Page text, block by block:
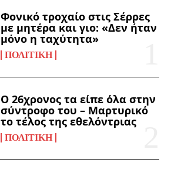
Φονικό τροχαίο στις Σέρρες
με μητέρα και γιο: «Δεν ήταν
μόνο η ταχύτητα»
ΠΟΛΙΤΙΚΉ
Ο 26χρονος τα είπε όλα στην
σύντροφο του – Μαρτυρικό
το τέλος της εθελόντριας
ΠΟΛΙΤΙΚΉ